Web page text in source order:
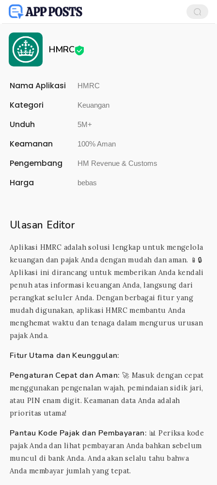
HMRC
Nama Aplikasi HMRC
Kategori Keuangan
Unduh 5M+
Keamanan 100% Aman
Pengembang HM Revenue & Customs
Harga bebas
Ulasan Editor
Aplikasi HMRC adalah solusi lengkap untuk mengelola
keuangan dan pajak Anda dengan mudah dan aman. 📱🔒
Aplikasi ini dirancang untuk memberikan Anda kendali
penuh atas informasi keuangan Anda, langsung dari
perangkat seluler Anda. Dengan berbagai fitur yang
mudah digunakan, aplikasi HMRC membantu Anda
menghemat waktu dan tenaga dalam mengurus urusan
pajak Anda.
Fitur Utama dan Keunggulan:
Pengaturan Cepat dan Aman: 🚀 Masuk dengan cepat
menggunakan pengenalan wajah, pemindaian sidik jari,
atau PIN enam digit. Keamanan data Anda adalah
prioritas utama!
Pantau Kode Pajak dan Pembayaran: 📊 Periksa kode
pajak Anda dan lihat pembayaran Anda bahkan sebelum
muncul di bank Anda. Anda akan selalu tahu bahwa
Anda membayar jumlah yang tepat.